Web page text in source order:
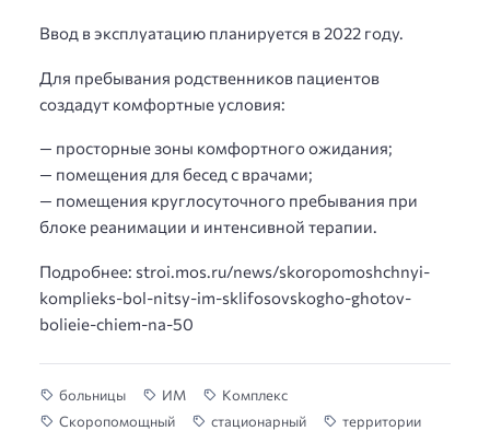
Ввод в эксплуатацию планируется в 2022 году.
Для пребывания родственников пациентов
создадут комфортные условия:
— просторные зоны комфортного ожидания;
— помещения для бесед с врачами;
— помещения круглосуточного пребывания при
блоке реанимации и интенсивной терапии.
Подробнее: stroi.mos.ru/news/skoropomoshchnyi-
komplieks-bol-nitsy-im-sklifosovskogho-ghotov-
bolieie-chiem-na-50
больницы ИМ
Комплекс
Скоропомощный
стационарный территории